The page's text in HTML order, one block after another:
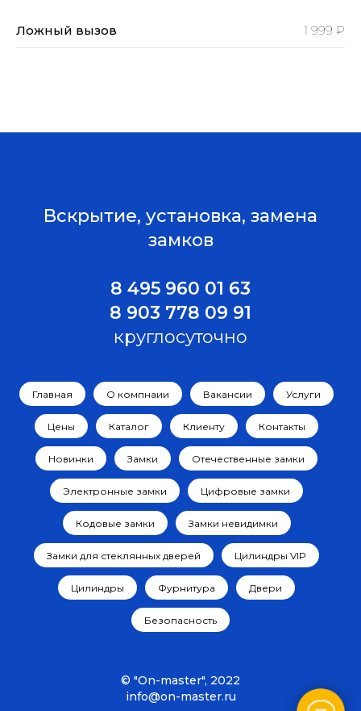
Ложный вызов 1 999 ₽
Вскрытие, установка, замена
замков
8 495 960 01 63
8 903 778 09 91
круглосуточно
Главная О компнаии Вакансии Услуги
Цены Каталог Клиенту Контакты
Новинки Замки Отечественные замки
Электронные замки Цифровые замки
Кодовые замки Замки невидимки
Замки для стеклянных дверей Цилиндры VIP
Цилиндры Фурнитура Двери
Безопасность
© "On-master", 2022
info@on-master.ru